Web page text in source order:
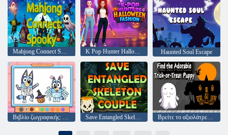
K Pop Hunter Halloween Fashion Haunted Soul Escape
Save Entangled Skeleton Couple